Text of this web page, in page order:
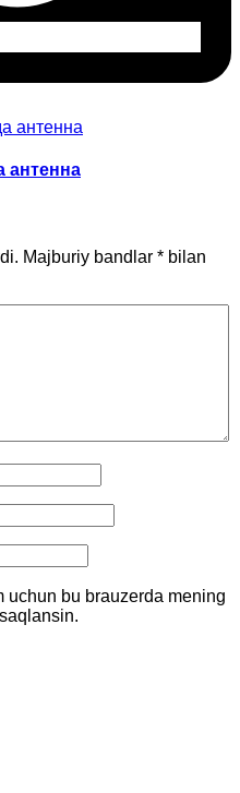
антенна
Majburiy bandlar * bilan
uchun bu brauzerda mening